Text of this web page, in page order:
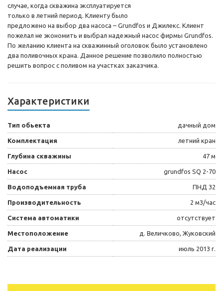
случае, когда скважина эксплуатируется
только в летний период. Клиенту было
предложено на выбор два насоса – Grundfos и Джилекс. Клиент
пожелал не экономить и выбрал надежный насос фирмы Grundfos.
По желанию клиента на скважинный оголовок было установлено
два поливочных крана. Данное решение позволило полностью
решить вопрос с поливом на участках заказчика.
Характеристики
Тип обьекта дачный дом
Комплектация летний кран
Глубина скважины 47 м
Насос grundfos SQ 2-70
Водоподъемная труба ПНД 32
Производительность 2 м3/час
Система автоматики отсутствует
Местоположение д. Величково, Жуковский
Дата реализации июль 2013 г.